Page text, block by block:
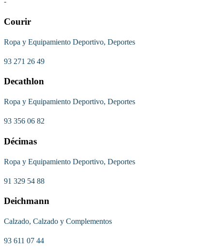
Courir
Ropa y Equipamiento Deportivo, Deportes
93 271 26 49
Decathlon
Ropa y Equipamiento Deportivo, Deportes
93 356 06 82
Décimas
Ropa y Equipamiento Deportivo, Deportes
91 329 54 88
Deichmann
Calzado, Calzado y Complementos
93 611 07 44